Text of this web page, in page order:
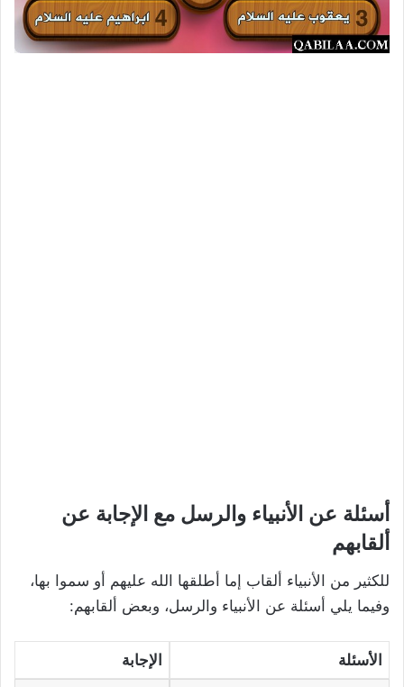
أسئلة عن الأنبياء والرسل مع الإجابة عن
ألقابهم
للكثير من الأنبياء ألقاب إما أطلقها الله عليهم أو سموا بها،
وفيما يلي أسئلة عن الأنبياء والرسل، وبعض ألقابهم:
الأسئلة الإجابة